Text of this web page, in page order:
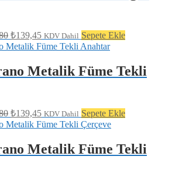
Orijinal
fiyat:
₺139,45 Şu
andaki
fiyat:
₺139,45.
KDV Dahil Sepete Ekle
Metalik Füme Tekli
Orijinal
fiyat:
₺139,45 Şu
andaki
fiyat:
₺139,45.
KDV Dahil Sepete Ekle
Metalik Füme Tekli